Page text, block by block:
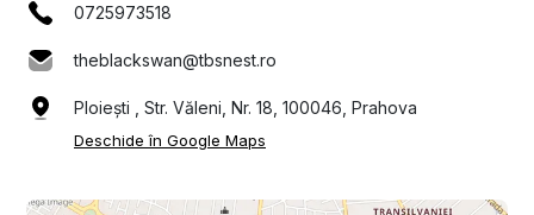
0725973518
theblackswan@tbsnest.ro
Ploiești , Str. Văleni, Nr. 18, 100046, Prahova
Deschide în Google Maps